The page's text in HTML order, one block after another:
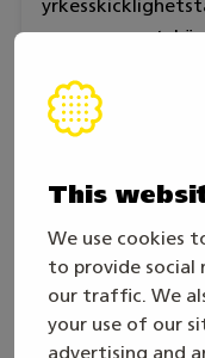
This
We use cookies
to provide social
our traffic. We
your use of our
advertising and
evenemanget.
behövs inte.
Mästare2027
del av det unika